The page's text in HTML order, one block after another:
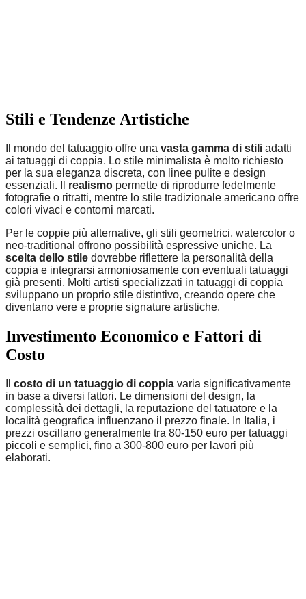
Stili e Tendenze Artistiche
Il mondo del tatuaggio offre una vasta gamma di stili adatti
ai tatuaggi di coppia. Lo stile minimalista è molto richiesto
per la sua eleganza discreta, con linee pulite e design
essenziali. Il realismo permette di riprodurre fedelmente
fotografie o ritratti, mentre lo stile tradizionale americano offre
colori vivaci e contorni marcati.
Per le coppie più alternative, gli stili geometrici, watercolor o
neo-traditional offrono possibilità espressive uniche. La
scelta dello stile dovrebbe riflettere la personalità della
coppia e integrarsi armoniosamente con eventuali tatuaggi
già presenti. Molti artisti specializzati in tatuaggi di coppia
sviluppano un proprio stile distintivo, creando opere che
diventano vere e proprie signature artistiche.
Investimento Economico e Fattori di
Costo
costo di un tatuaggio di coppia varia significativamente
in base a diversi fattori. Le dimensioni del design, la
complessità dei dettagli, la reputazione del tatuatore e la
località geografica influenzano il prezzo finale. In Italia, i
prezzi oscillano generalmente tra 80-150 euro per tatuaggi
piccoli e semplici, fino a 300-800 euro per lavori più
elaborati.